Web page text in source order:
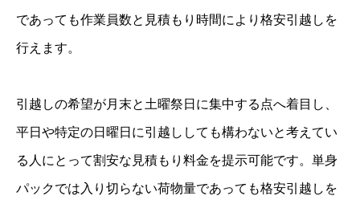
であっても作業員数と見積もり時間により格安引越しを
行えます。
引越しの希望が月末と土曜祭日に集中する点へ着目し、
平日や特定の日曜日に引越ししても構わないと考えてい
る人にとって割安な見積もり料金を提示可能です。単身
パックでは入り切らない荷物量であっても格安引越しを